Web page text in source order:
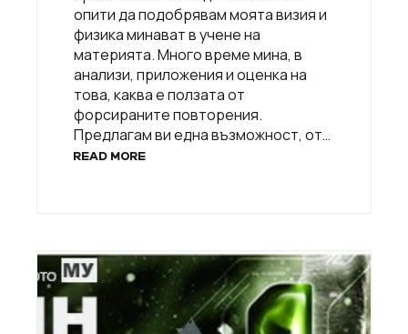
опити да подобрявам моята визия и
физика минават в учене на
материята. Много време мина, в
aнализи, приложения и оценка на
това, каква е ползата от
форсираните повторения.
Предлагам ви една възможност, от…
READ MORE